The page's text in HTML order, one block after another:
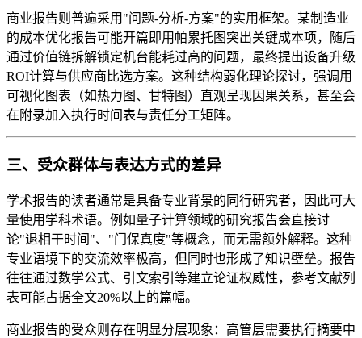
商业报告则普遍采用"问题-分析-方案"的实用框架。某制造业
的成本优化报告可能开篇即用帕累托图突出关键成本项，随后
通过价值链拆解锁定机台能耗过高的问题，最终提出设备升级
ROI计算与供应商比选方案。这种结构弱化理论探讨，强调用
可视化图表（如热力图、甘特图）直观呈现因果关系，甚至会
在附录加入执行时间表与责任分工矩阵。
三、受众群体与表达方式的差异
学术报告的读者通常是具备专业背景的同行研究者，因此可大
量使用学科术语。例如量子计算领域的研究报告会直接讨
论"退相干时间"、"门保真度"等概念，而无需额外解释。这种
专业语境下的交流效率极高，但同时也形成了知识壁垒。报告
往往通过数学公式、引文索引等建立论证权威性，参考文献列
表可能占据全文20%以上的篇幅。
商业报告的受众则存在明显分层现象：高管层需要执行摘要中